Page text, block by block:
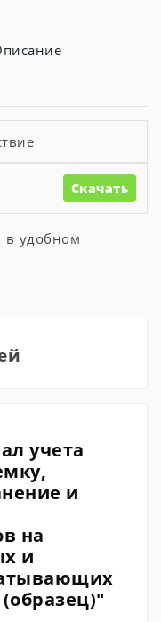
Скачать
в удобном
учета
и
на
и